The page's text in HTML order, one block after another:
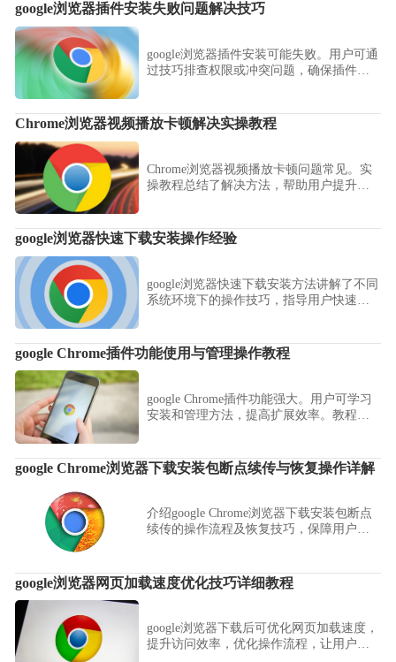
google浏览器插件安装失败问题解决技巧
google浏览器插件安装可能失败。用户可通
过技巧排查权限或冲突问题，确保插件顺
Chrome浏览器视频播放卡顿解决实操教程
Chrome浏览器视频播放卡顿问题常见。实
操教程总结了解决方法，帮助用户提升播
google浏览器快速下载安装操作经验
google浏览器快速下载安装方法讲解了不同
系统环境下的操作技巧，指导用户快速完
google Chrome插件功能使用与管理操作教程
google Chrome插件功能强大。用户可学习
安装和管理方法，提高扩展效率。教程提
google Chrome浏览器下载安装包断点续传与恢复操作详解
介绍google Chrome浏览器下载安装包断点
续传的操作流程及恢复技巧，保障用户下
google浏览器网页加载速度优化技巧详细教程
google浏览器下载后可优化网页加载速度，
提升访问效率，优化操作流程，让用户在